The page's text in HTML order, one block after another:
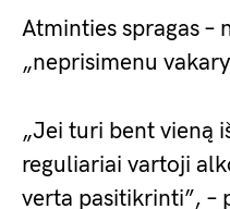
Atminties spragas –
„neprisimenu
„Jei turi bent vieną
reguliariai vartoji
verta pasitikrinti”, –